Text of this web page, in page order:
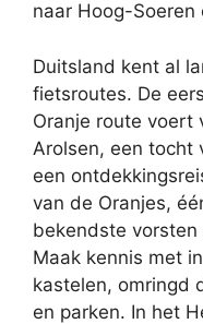
naar Hoog-Soeren
Duitsland kent al
fietsroutes. De
Oranje route voert
Arolsen, een tocht
een
van de Oranjes,
bekendste vorsten
Maak kennis met
kastelen, omringd
en parken. In het